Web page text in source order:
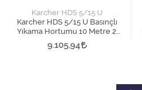
Karcher HDS 5/15 U
Karcher HDS 5/15 U Basınçlı
Yıkama Hortumu 10 Metre 2.
Versiyon
9.105,94